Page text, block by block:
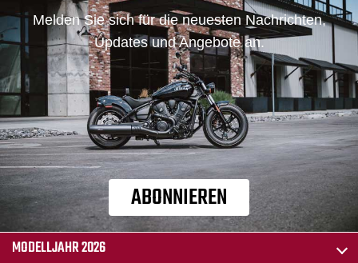
Melden Sie sich für die neuesten Nachrichten,
Updates und Angebote an.
ABONNIEREN
MODELLJAHR 2026